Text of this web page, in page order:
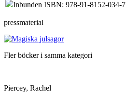
Inbunden ISBN: 978-91-8152-034-7
pressmaterial
Fler böcker i samma kategori
Piercey, Rachel